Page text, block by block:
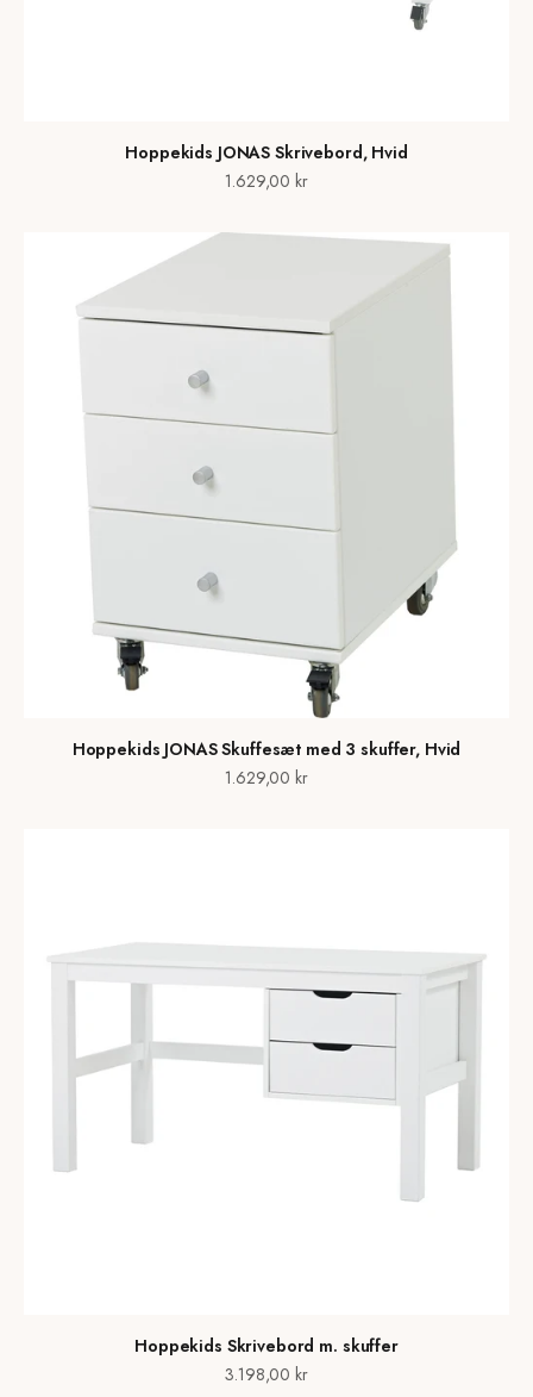
Hoppekids JONAS Skrivebord, Hvid
Salgspris
1.629,00 kr
Hoppekids JONAS Skuffesæt med 3 skuffer, Hvid
Salgspris
1.629,00 kr
Hoppekids Skrivebord m. skuffer
Salgspris
3.198,00 kr